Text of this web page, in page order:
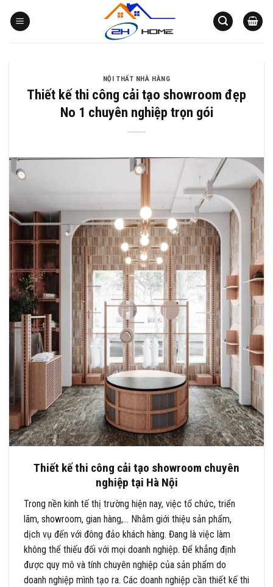
qua
NỘI THẤT NHÀ HÀNG
Thiết kế thi công cải tạo showroom đẹp
No 1 chuyên nghiệp trọn gói
Thiết kế thi công cải tạo showroom chuyên
nghiệp tại Hà Nội
Trong nền kinh tế thị trường hiện nay, việc tổ chức, triển
lãm, showroom, gian hàng,… Nhằm giới thiệu sản phẩm,
dịch vụ đến với đông đảo khách hàng. Đang là việc làm
không thể thiếu đối với mọi doanh nghiệp. Để khẳng định
được quy mô và tính chuyên nghiệp của sản phẩm do
doanh nghiệp mình tạo ra. Các doanh nghiệp cần thiết kế thi